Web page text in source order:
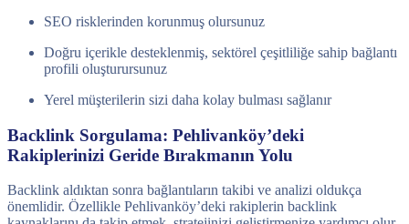
SEO risklerinden korunmuş olursunuz
Doğru içerikle desteklenmiş, sektörel çeşitliliğe sahip bağlantı
profili oluşturursunuz
Yerel müşterilerin sizi daha kolay bulması sağlanır
Backlink Sorgulama: Pehlivanköy’deki
Rakiplerinizi Geride Bırakmanın Yolu
Backlink aldıktan sonra bağlantıların takibi ve analizi oldukça
önemlidir. Özellikle Pehlivanköy’deki rakiplerin backlink